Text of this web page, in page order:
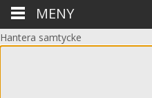
Hantera samtycke
MENY